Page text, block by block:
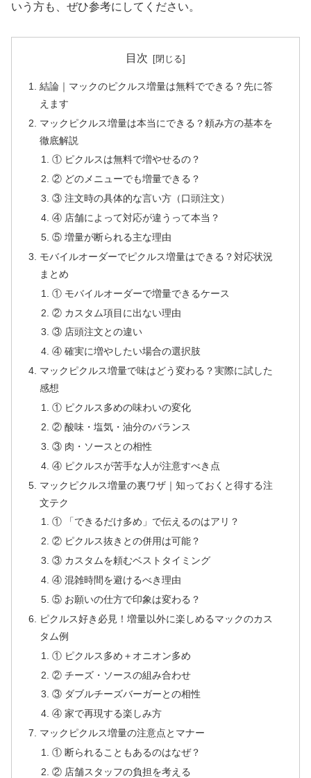
いう方も、ぜひ参考にしてください。
目次
結論｜マックのピクルス増量は無料でできる？先に答
えます
マックピクルス増量は本当にできる？頼み方の基本を
徹底解説
① ピクルスは無料で増やせるの？
② どのメニューでも増量できる？
③ 注文時の具体的な言い方（口頭注文）
④ 店舗によって対応が違うって本当？
⑤ 増量が断られる主な理由
モバイルオーダーでピクルス増量はできる？対応状況
まとめ
① モバイルオーダーで増量できるケース
② カスタム項目に出ない理由
③ 店頭注文との違い
④ 確実に増やしたい場合の選択肢
マックピクルス増量で味はどう変わる？実際に試した
感想
① ピクルス多めの味わいの変化
② 酸味・塩気・油分のバランス
③ 肉・ソースとの相性
④ ピクルスが苦手な人が注意すべき点
マックピクルス増量の裏ワザ｜知っておくと得する注
文テク
① 「できるだけ多め」で伝えるのはアリ？
② ピクルス抜きとの併用は可能？
③ カスタムを頼むベストタイミング
④ 混雑時間を避けるべき理由
⑤ お願いの仕方で印象は変わる？
ピクルス好き必見！増量以外に楽しめるマックのカス
タム例
① ピクルス多め＋オニオン多め
② チーズ・ソースの組み合わせ
③ ダブルチーズバーガーとの相性
④ 家で再現する楽しみ方
マックピクルス増量の注意点とマナー
① 断られることもあるのはなぜ？
② 店舗スタッフの負担を考える